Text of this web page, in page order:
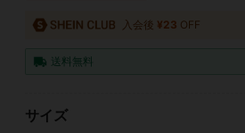
入会後 ¥23 OFF
送料無料
サイズ